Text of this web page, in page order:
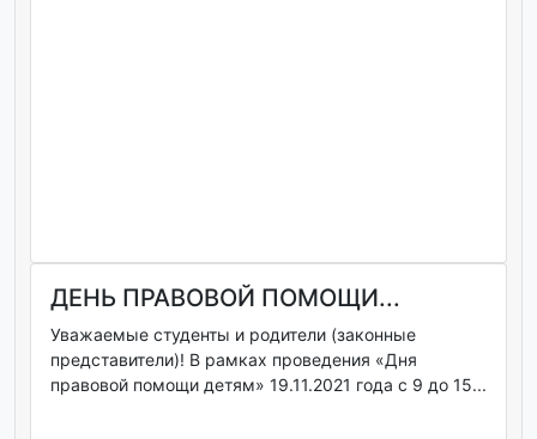
ДЕНЬ ПРАВОВОЙ ПОМОЩИ...
Уважаемые студенты и родители (законные
представители)! В рамках проведения «Дня
правовой помощи детям» 19.11.2021 года с 9 до 15...